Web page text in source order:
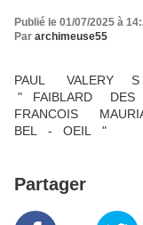
Publié le 01/07/2025 à
Par archimeuse55
PAUL VALERY S
" FAIBLARD
FRANCOIS
BEL - OEIL "
Partager